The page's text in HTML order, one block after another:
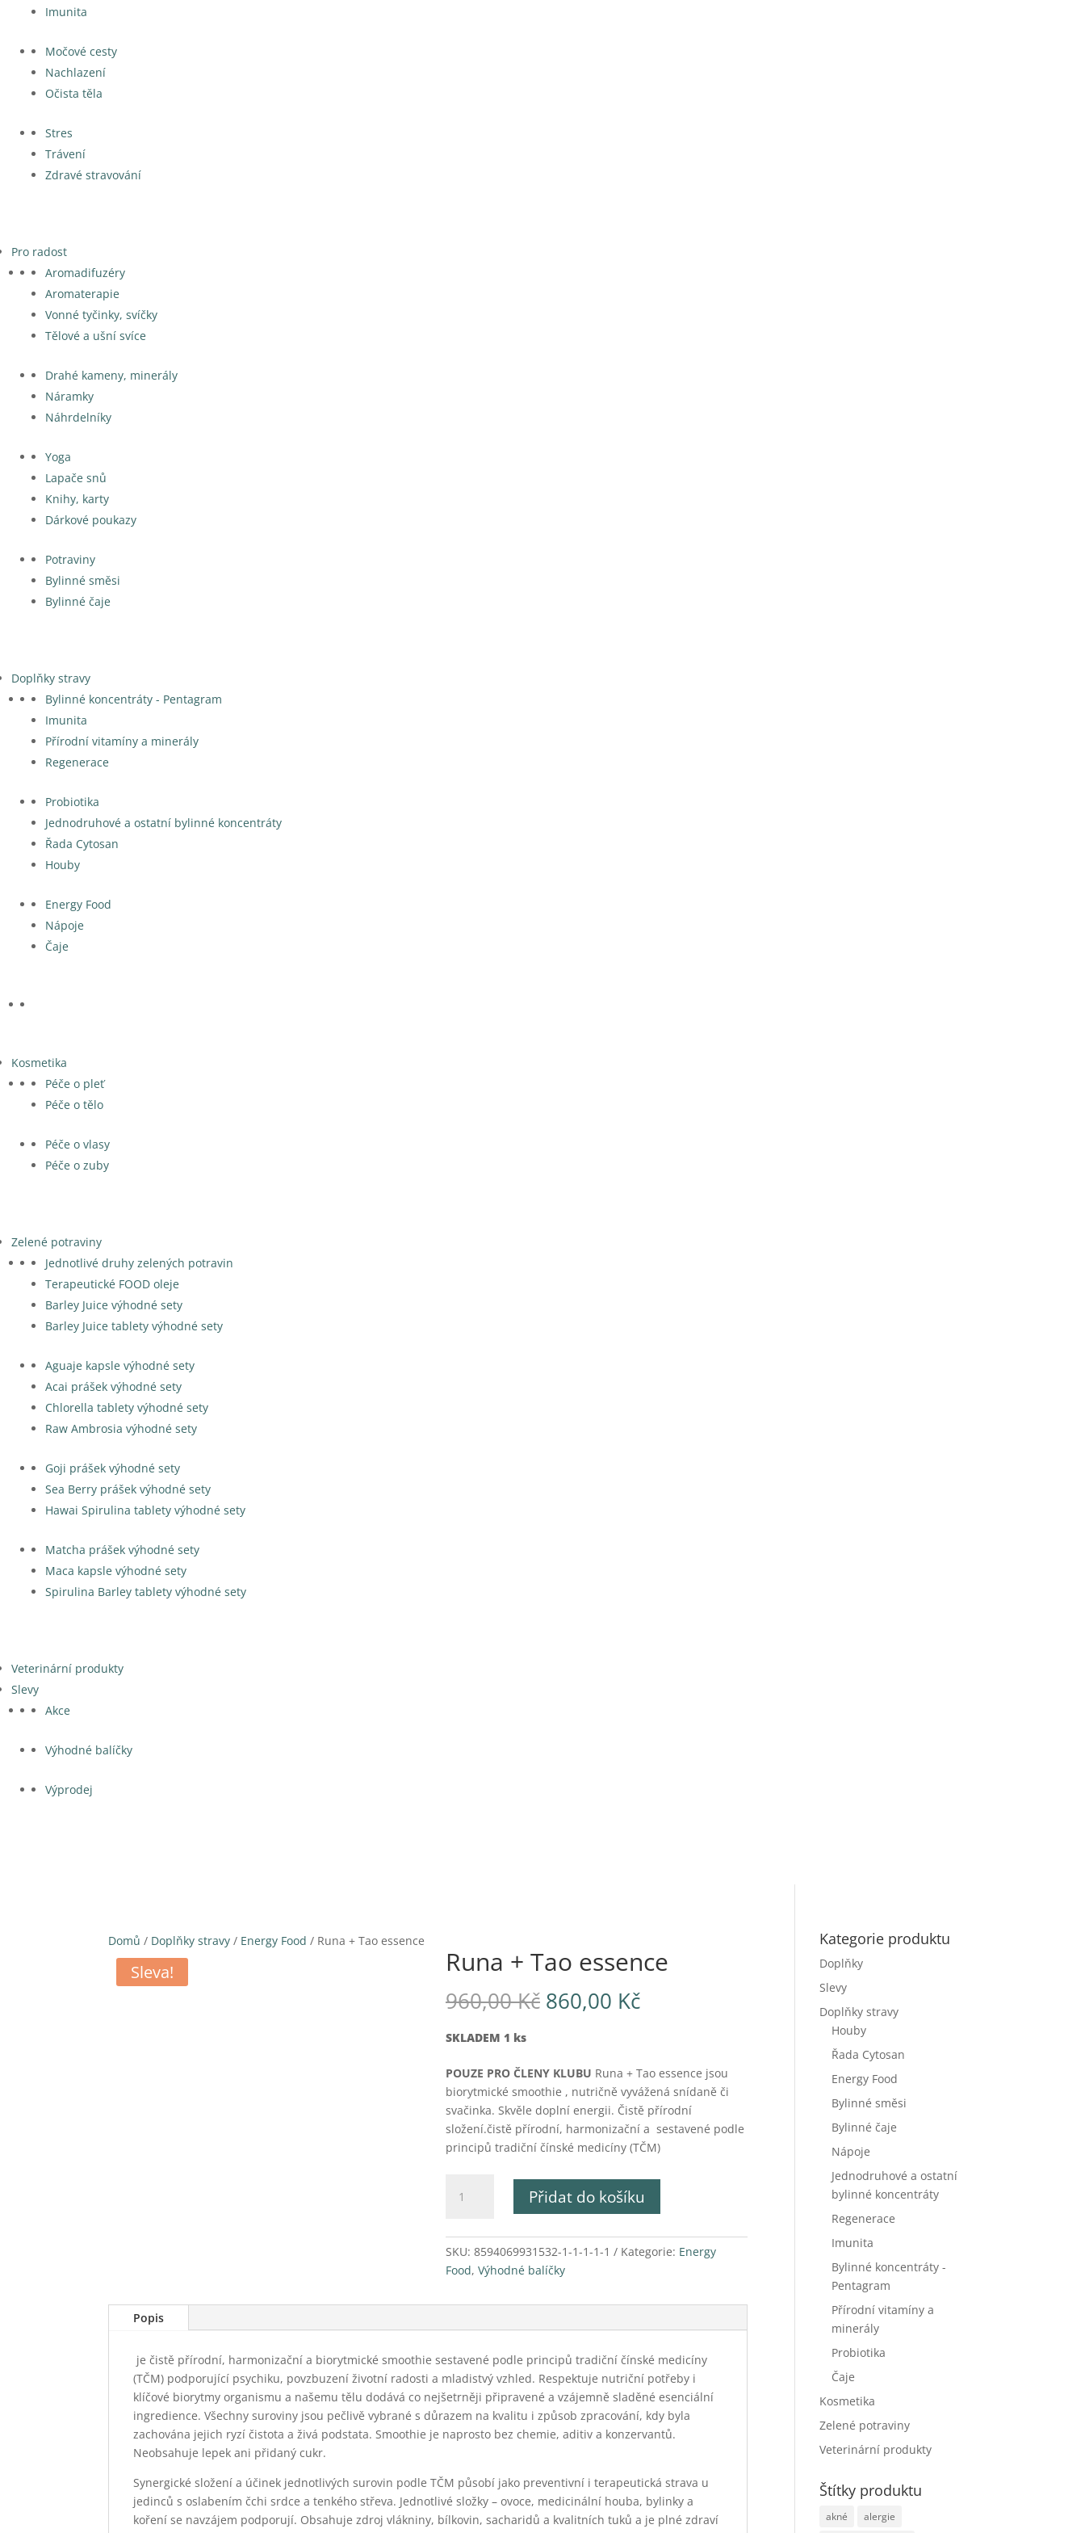
Imunita
Močové cesty
Nachlazení
Očista těla
Stres
Trávení
Zdravé stravování
Pro radost
Aromadifuzéry
Aromaterapie
Vonné tyčinky, svíčky
Tělové a ušní svíce
Drahé kameny, minerály
Náramky
Náhrdelníky
Yoga
Lapače snů
Knihy, karty
Dárkové poukazy
Potraviny
Bylinné směsi
Bylinné čaje
Doplňky stravy
Bylinné koncentráty - Pentagram
Imunita
Přírodní vitamíny a minerály
Regenerace
Probiotika
Jednodruhové a ostatní bylinné koncentráty
Řada Cytosan
Houby
Energy Food
Nápoje
Čaje
Kosmetika
Péče o pleť
Péče o tělo
Péče o vlasy
Péče o zuby
Zelené potraviny
Jednotlivé druhy zelených potravin
Terapeutické FOOD oleje
Barley Juice výhodné sety
Barley Juice tablety výhodné sety
Aguaje kapsle výhodné sety
Acai prášek výhodné sety
Chlorella tablety výhodné sety
Raw Ambrosia výhodné sety
Goji prášek výhodné sety
Sea Berry prášek výhodné sety
Hawai Spirulina tablety výhodné sety
Matcha prášek výhodné sety
Maca kapsle výhodné sety
Spirulina Barley tablety výhodné sety
Veterinární produkty
Slevy
Akce
Výhodné balíčky
Výprodej
Domů / Doplňky stravy / Energy Food / Runa + Tao essence
Sleva! Runa + Tao essence
960,00Kč Původní
cena
860,00 KčAktuální
cena
SKLADEM 1 ks
POUZE PRO ČLENY KLUBU Runa + Tao essence jsou
biorytmické smoothie , nutričně vyvážená snídaně či
svačinka. Skvěle doplní energii. Čistě přírodní
složení.čistě přírodní, harmonizační a sestavené podle
principů tradiční čínské medicíny (TČM)
essence
množství
Přidat do košíku
SKU: 8594069931532-1-1-1-1-1 Kategorie: Energy
Food, Výhodné balíčky
Popis
je čistě přírodní, harmonizační a biorytmické smoothie sestavené podle principů tradiční čínské medicíny
(TČM) podporující psychiku, povzbuzení životní radosti a mladistvý vzhled. Respektuje nutriční potřeby i
klíčové biorytmy organismu a našemu tělu dodává co nejšetrněji připravené a vzájemně sladěné esenciální
ingredience. Všechny suroviny jsou pečlivě vybrané s důrazem na kvalitu i způsob zpracování, kdy byla
zachována jejich ryzí čistota a živá podstata. Smoothie je naprosto bez chemie, aditiv a konzervantů.
Neobsahuje lepek ani přidaný cukr.
Synergické složení a účinek jednotlivých surovin podle TČM působí jako preventivní i terapeutická strava u
jedinců s oslabením čchi srdce a tenkého střeva. Jednotlivé složky – ovoce, medicinální houba, bylinky a
koření se navzájem podporují. Obsahuje zdroj vlákniny, bílkovin, sacharidů a kvalitních tuků a je plné zdraví
Kategorie produktu
Doplňky
Slevy
Doplňky stravy
Houby
Řada Cytosan
Energy Food
Bylinné směsi
Bylinné čaje
Nápoje
Jednodruhové a ostatní
bylinné koncentráty
Regenerace
Imunita
Bylinné koncentráty -
Pentagram
Přírodní vitamíny a
minerály
Probiotika
Čaje
Kosmetika
Zelené potraviny
Veterinární produkty
Štítky produktu
akné alergie